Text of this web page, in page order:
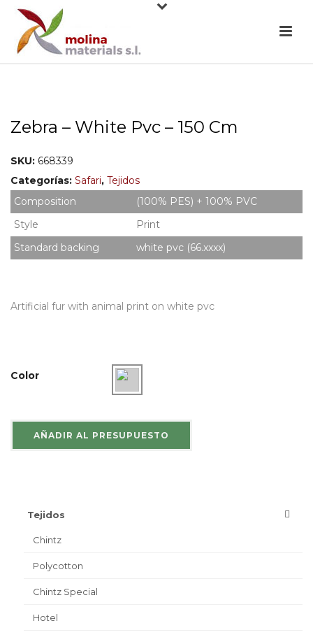
Zebra – White Pvc – 150 Cm
SKU: 668339
Categorías: Safari, Tejidos
Composition
(100% PES) + 100% PVC
Style
Print
Standard backing
white pvc (66.xxxx)
Artificial fur with animal print on white pvc
Color
AÑADIR AL PRESUPUESTO
Tejidos
Chintz
Polycotton
Chintz Special
Hotel